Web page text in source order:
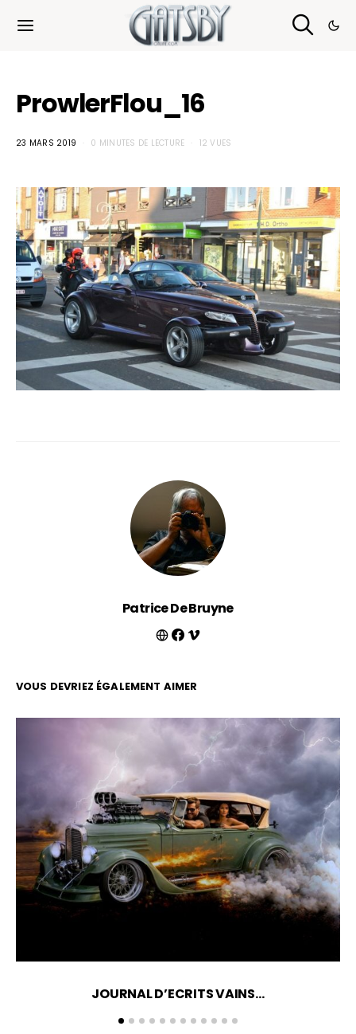
ProwlerFlou_16
23 MARS 2019 0 MINUTES DE LECTURE 12 VUES
Patrice De Bruyne
VOUS DEVRIEZ ÉGALEMENT AIMER
JOURNAL D’ECRITS VAINS…
Cookies management panel